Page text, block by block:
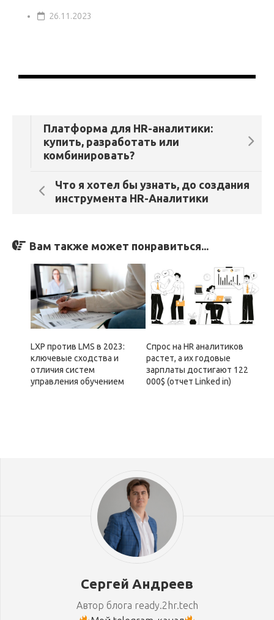
26.11.2023
Платформа для HR-аналитики:
купить, разработать или
комбинировать?
Что я хотел бы узнать, до создания
инструмента HR-Аналитики
Вам также может понравиться...
LXP против LMS в 2023:
ключевые сходства и
отличия систем
управления обучением
Спрос на HR аналитиков
растет, а их годовые
зарплаты достигают 122
000$ (отчет Linked in)
Сергей Андреев
Автор блога ready.2hr.tech